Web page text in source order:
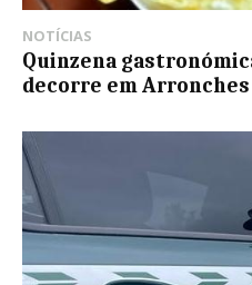
NOTÍCIAS
Quinzena
decorre em Arronches